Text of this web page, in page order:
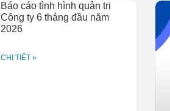
Báo cáo tình hình quản trị
Công ty 6 tháng đầu năm
2026
CHI TIẾT »